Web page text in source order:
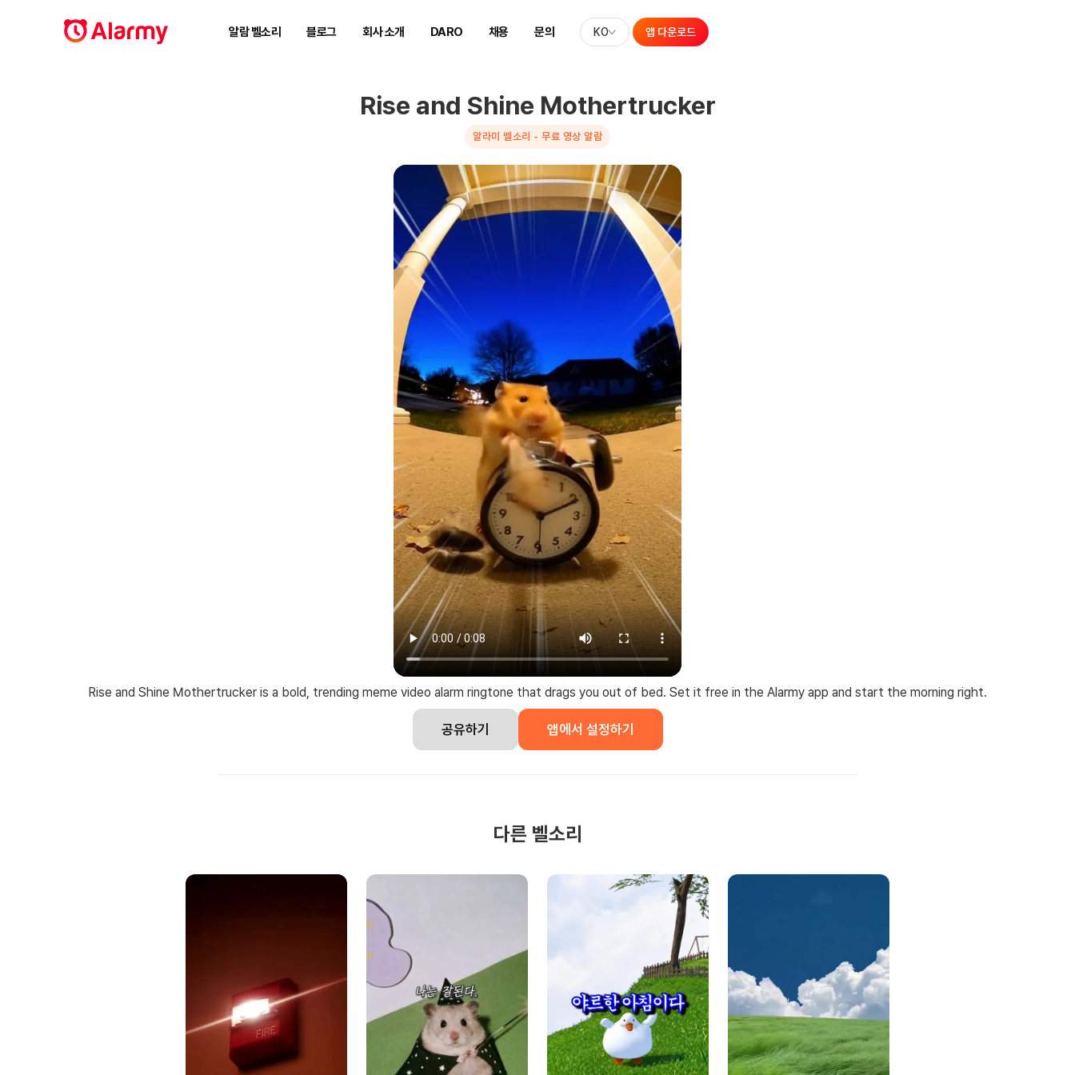
알람 벨소리 블로그 회사 소개 DARO 채용 문의 KO 앱 다운로드
Rise and Shine Mothertrucker
알라미 벨소리 - 무료 영상 알람
Rise and Shine Mothertrucker is a bold, trending meme video alarm ringtone that drags you out of bed. Set it free in the Alarmy app and start the morning right.
공유하기 앱에서 설정하기
다른 벨소리